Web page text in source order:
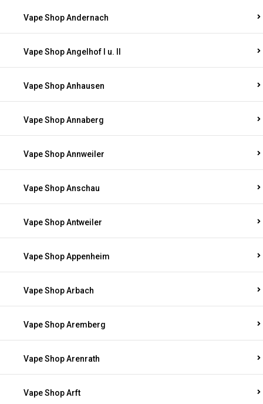
Vape Shop Andernach
Vape Shop Angelhof I u. II
Vape Shop Anhausen
Vape Shop Annaberg
Vape Shop Annweiler
Vape Shop Anschau
Vape Shop Antweiler
Vape Shop Appenheim
Vape Shop Arbach
Vape Shop Aremberg
Vape Shop Arenrath
Vape Shop Arft